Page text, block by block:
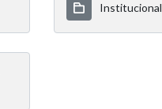
Institucional